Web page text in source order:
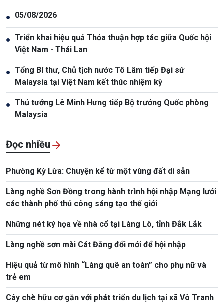
● 05/08/2026
● Triển khai hiệu quả Thỏa thuận hợp tác giữa Quốc hội
Việt Nam - Thái Lan
● Tổng Bí thư, Chủ tịch nước Tô Lâm tiếp Đại sứ
Malaysia tại Việt Nam kết thúc nhiệm kỳ
● Thủ tướng Lê Minh Hưng tiếp Bộ trưởng Quốc phòng
Malaysia
Đọc nhiều
Phường Kỳ Lừa: Chuyện kể từ một vùng đất di sản
Làng nghề Sơn Đồng trong hành trình hội nhập Mạng lưới
các thành phố thủ công sáng tạo thế giới
Những nét ký họa về nhà cổ tại Làng Lò, tỉnh Đắk Lắk
Làng nghề sơn mài Cát Đằng đổi mới để hội nhập
Hiệu quả từ mô hình “Làng quê an toàn” cho phụ nữ và
trẻ em
Cây chè hữu cơ gắn với phát triển du lịch tại xã Vô Tranh